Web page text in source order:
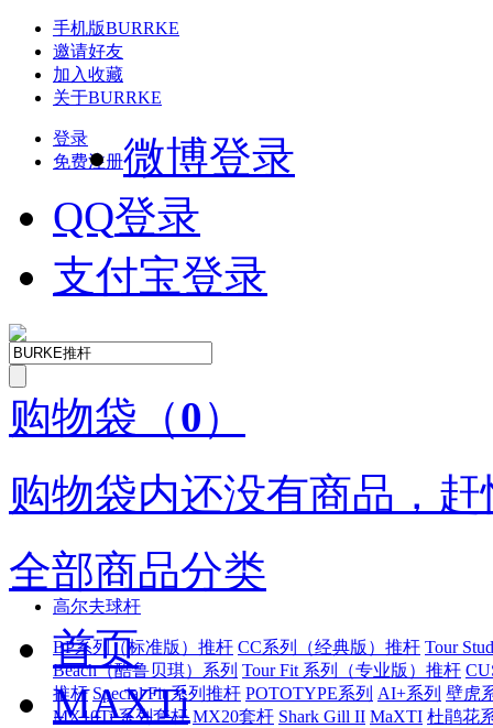
手机版BURRKE
邀请好友
加入收藏
关于BURRKE
登录
免费注册微博登录
QQ登录
支付宝登录
购物袋 （0）
购物袋内还没有商品，
全部商品分类
高尔夫球杆
BP系列（标准版）推杆 CC系列（经典版）推杆 Tour
Beach（酷鲁贝琪）系列 Tour Fit 系列（专业版）推杆
推杆 Special Fit 系列推杆 POTOTYPE系列 AI+系列 壁虎
MX10Ti 系列套杆 MX20套杆 Shark Gill II MaXTI 杜鹃花
首页
MAXTi